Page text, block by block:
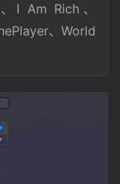
I Am Rich、
、World